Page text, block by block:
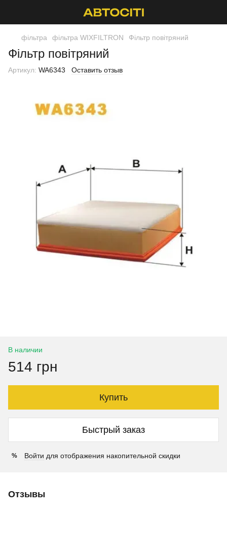
фільтра фільтра WIXFILTRON Фільтр повітряний
Фільтр повітряний
Артикул: WA6343 Оставить отзыв
В наличии
514 грн
Купить
Быстрый заказ
% Войти для отображения накопительной скидки
Отзывы